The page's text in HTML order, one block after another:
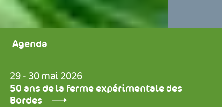
Agenda
29 - 30 mai 2026
50 ans de la ferme expérimentale des
Bordes